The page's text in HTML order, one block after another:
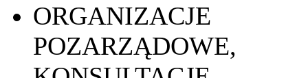
ORGANIZACJE
POZARZĄDOWE,